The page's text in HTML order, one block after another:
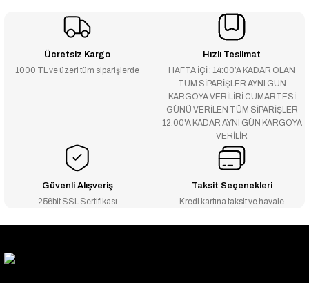
Ücretsiz Kargo
1000 TL ve üzeri tüm siparişlerde
Hızlı Teslimat
HAFTA İÇİ : 14:00’A KADAR OLAN
TÜM SİPARİŞLER AYNI GÜN
KARGOYA VERİLİRİ CUMARTESİ
GÜNÜ VERİLEN TÜM SİPARİŞLER
12:00'A KADAR AYNI GÜN KARGOYA
VERİLİR
Güvenli Alışveriş
256bit SSL Sertifikası
Taksit Seçenekleri
Kredi kartına taksit ve havale